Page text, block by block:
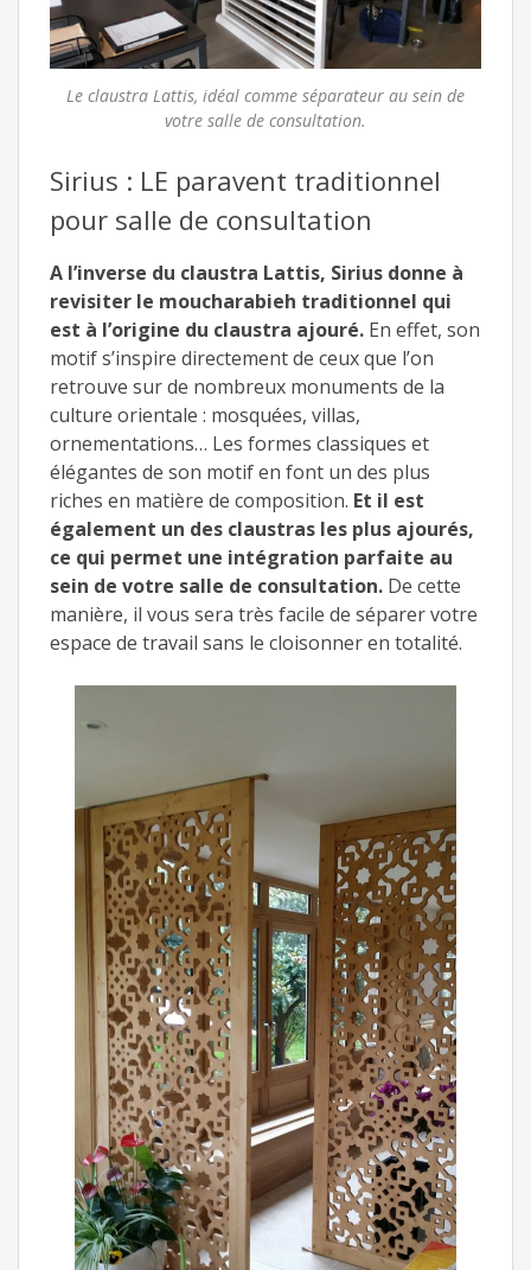
Le claustra Lattis, idéal comme séparateur au sein de
votre salle de consultation.
Sirius : LE paravent traditionnel
pour salle de consultation
A l’inverse du claustra Lattis, Sirius donne à
revisiter le moucharabieh traditionnel qui
est à l’origine du claustra ajouré.En effet, son
motif s’inspire directement de ceux que l’on
retrouve sur de nombreux monuments de la
culture orientale : mosquées, villas,
ornementations… Les formes classiques et
élégantes de son motif en font un des plus
riches en matière de composition. Et il est
également un des claustras les plus ajourés,
ce qui permet une intégration parfaite au
sein de votre salle de consultation.De cette
manière, il vous sera très facile de séparer votre
espace de travail sans le cloisonner en totalité.